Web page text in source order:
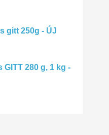
gitt 250g - ÚJ
GITT 280 g, 1 kg -